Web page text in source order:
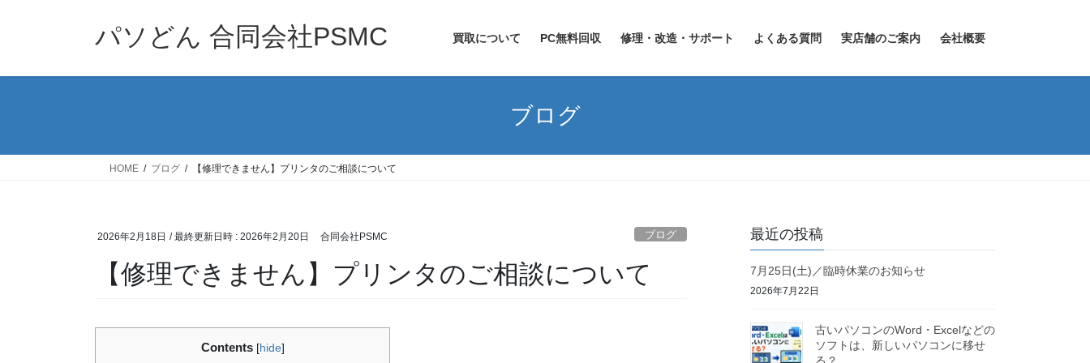
パソどん 合同会社PSMC 買取について PC無料回収 修理・改造・サポート よくある質問 実店舗のご案内 会社概要
ブログ
HOME ブログ 【修理できません】プリンタのご相談について
2026年2月18日 / 最終更新日時 : 2026年2月20日 合同会社PSMC ブログ
【修理できません】プリンタのご相談について
Contents [hide]
最近の投稿
7月25日(土)／臨時休業のお知らせ
2026年7月22日
古いパソコンのWord・Excelなどの
ソフトは、新しいパソコンに移せ
る？